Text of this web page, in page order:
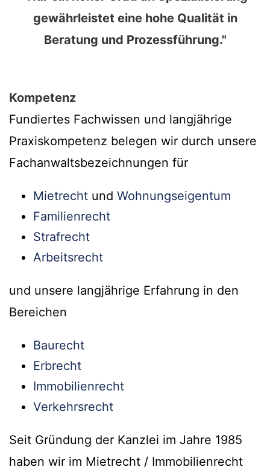
gewährleistet eine hohe Qualität in
Beratung und Prozessführung."
Kompetenz
Fundiertes Fachwissen und langjährige
Praxiskompetenz belegen wir durch unsere
Fachanwaltsbezeichnungen für
Mietrecht und Wohnungseigentum
Familienrecht
Strafrecht
Arbeitsrecht
und unsere langjährige Erfahrung in den
Bereichen
Baurecht
Erbrecht
Immobilienrecht
Verkehrsrecht
Seit Gründung der Kanzlei im Jahre 1985
haben wir im Mietrecht / Immobilienrecht